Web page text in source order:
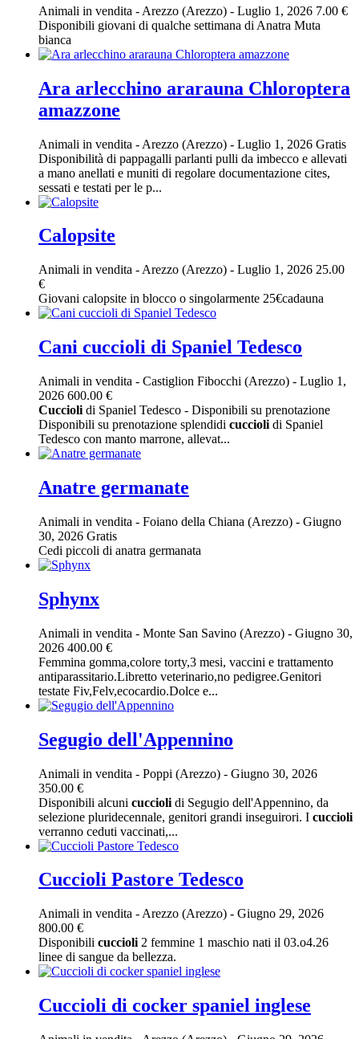
Animali in vendita - Arezzo (Arezzo) - Luglio 1, 2026 7.00 €
Disponibili giovani di qualche settimana di Anatra Muta
bianca
Ara arlecchino ararauna Chloroptera
amazzone
Animali in vendita - Arezzo (Arezzo) - Luglio 1, 2026 Gratis
Disponibilità di pappagalli parlanti pulli da imbecco e allevati
a mano anellati e muniti di regolare documentazione cites,
sessati e testati per le p...
Calopsite
Animali in vendita - Arezzo (Arezzo) - Luglio 1, 2026 25.00
€
Giovani calopsite in blocco o singolarmente 25€cadauna
Cani cuccioli di Spaniel Tedesco
Animali in vendita - Castiglion Fibocchi (Arezzo) - Luglio 1,
2026 600.00 €
Cuccioli di Spaniel Tedesco - Disponibili su prenotazione
Disponibili su prenotazione splendidi cuccioli di Spaniel
Tedesco con manto marrone, allevat...
Anatre germanate
Animali in vendita - Foiano della Chiana (Arezzo) - Giugno
30, 2026 Gratis
Cedi piccoli di anatra germanata
Sphynx
Animali in vendita - Monte San Savino (Arezzo) - Giugno 30,
2026 400.00 €
Femmina gomma,colore torty,3 mesi, vaccini e trattamento
antiparassitario.Libretto veterinario,no pedigree.Genitori
testate Fiv,Felv,ecocardio.Dolce e...
Segugio dell'Appennino
Animali in vendita - Poppi (Arezzo) - Giugno 30, 2026
350.00 €
Disponibili alcuni cuccioli di Segugio dell'Appennino, da
selezione pluridecennale, genitori grandi inseguirori. I cuccioli
verranno ceduti vaccinati,...
Cuccioli Pastore Tedesco
Animali in vendita - Arezzo (Arezzo) - Giugno 29, 2026
800.00 €
Disponibili cuccioli 2 femmine 1 maschio nati il 03.o4.26
linee di sangue da bellezza.
Cuccioli di cocker spaniel inglese